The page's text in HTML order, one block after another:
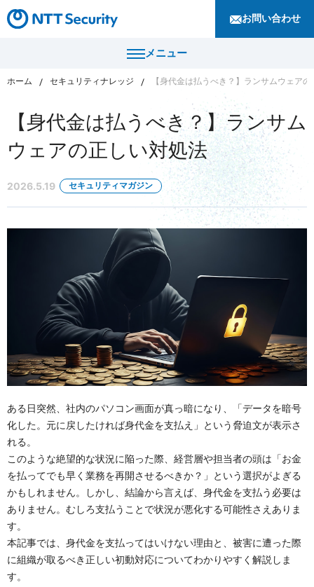
お問い合わせ
メニュー
製品・サービス
セキュリティコンサルティング・教育・相談
セキュリティ管理
セキュリティ診断・評価・調査
セキュリティ監視・検知
セキュリティインシデント対応・調査
OTセキュリティ
サプライチェーンセキュリティ
IoTプロダクトセキュリティ
課題から探す
採用情報
カタログダウンロード
ホーム セキュリティナレッジ 【身代金は払うべき？】ランサムウェア
【身代金は払うべき？】ランサム
ウェアの正しい対処法
2026.5.19 セキュリティマガジン
ある日突然、社内のパソコン画面が真っ暗になり、「データを暗号
化した。元に戻したければ身代金を支払え」という脅迫文が表示さ
れる。
このような絶望的な状況に陥った際、経営層や担当者の頭は「お金
を払ってでも早く業務を再開させるべきか？」という選択がよぎる
かもしれません。しかし、結論から言えば、身代金を支払う必要は
ありません。むしろ支払うことで状況が悪化する可能性さえありま
す。
本記事では、身代金を支払ってはいけない理由と、被害に遭った際
に組織が取るべき正しい初動対応についてわかりやすく解説しま
す。